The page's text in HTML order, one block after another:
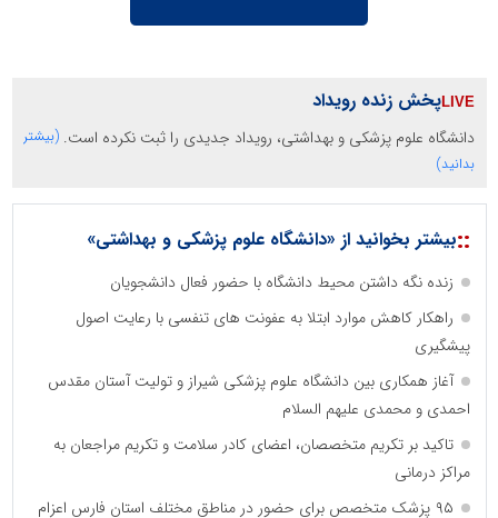
پخش زنده رویداد
دانشگاه علوم پزشکی و بهداشتی، رویداد جدیدی را ثبت نکرده است. (بیشتر
بدانید)
::بیشتر بخوانید از «دانشگاه علوم پزشکی و بهداشتی»
زنده نگه داشتن محیط دانشگاه با حضور فعال دانشجویان
راهکار کاهش موارد ابتلا به عفونت های تنفسی با رعایت اصول
پیشگیری
آغاز همکاری بین دانشگاه علوم پزشکی شیراز و تولیت آستان مقدس
احمدی و محمدی علیهم السلام
تاکید بر تکریم متخصصان، اعضای کادر سلامت و تکریم مراجعان به
مراکز درمانی
۹۵ پزشک متخصص برای حضور در مناطق مختلف استان فارس اعزام